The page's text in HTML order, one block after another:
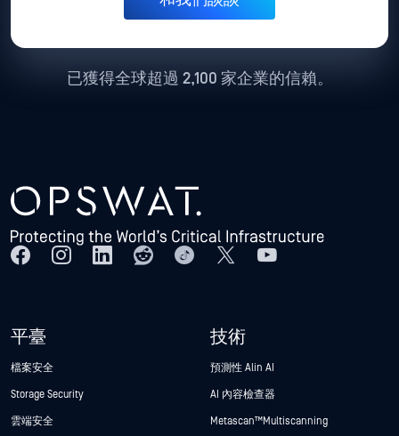
已獲得全球超過 2,100 家企業的信賴。
平臺
檔案安全
Storage Security
雲端安全
技術
預測性 Alin AI
AI 內容檢查器
Metascan™ Multiscanning